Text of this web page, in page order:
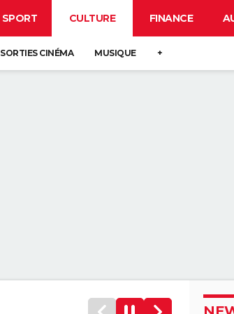
SPORT CULTURE FINANCE
SORTIES CINÉMA MUSIQUE +